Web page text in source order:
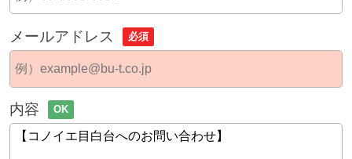
メールアドレス 必須
内容 OK